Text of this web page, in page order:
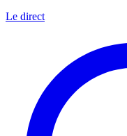
Le direct